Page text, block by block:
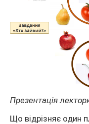
Презентація
Що відрізняє один